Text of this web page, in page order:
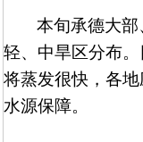
本旬承德大
轻、中旱区分布
将蒸发很快，各
水源保障。